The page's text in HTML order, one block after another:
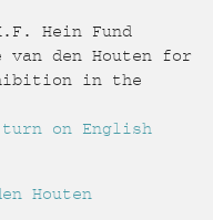
Hein Fund
van den Houten for
in the
turn on English
Houten